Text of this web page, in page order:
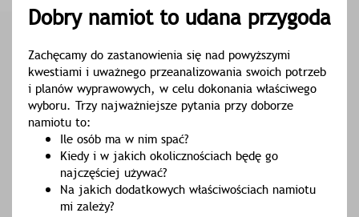
Dobry namiot to udana przygoda
Zachęcamy do zastanowienia się nad powyższymi
kwestiami i uważnego przeanalizowania swoich potrzeb
i planów wyprawowych, w celu dokonania właściwego
wyboru. Trzy najważniejsze pytania przy doborze
namiotu to:
Ile osób ma w nim spać?
Kiedy i w jakich okolicznościach będę go
najczęściej używać?
Na jakich dodatkowych właściwościach namiotu
mi zależy?